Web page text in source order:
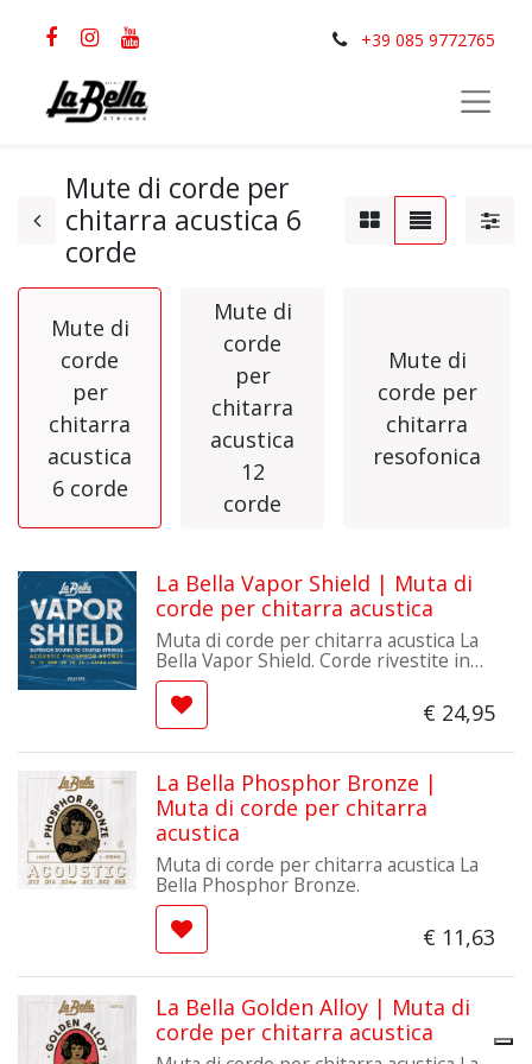
+39 085 9772765
Mute di corde per
chitarra acustica 6
corde
Mute di
corde
per
chitarra
acustica
6 corde
Mute di
corde
per
chitarra
acustica
12
corde
Mute di
corde per
chitarra
resofonica
La Bella Vapor Shield | Muta di
corde per chitarra acustica
Muta di corde per chitarra acustica La
Bella Vapor Shield. Corde rivestite in
nickel e trattate con lo Ionic Vapor
Process. Superficie liscia resistente
all'olio e alla sporcizia. Prodotte in USA
usando la tecnologia MAP (Modified
Atmosphere Packaging) per prevenire
l'ossidazione e garantire la freschezza.
€ 24,95
La Bella Phosphor Bronze |
Muta di corde per chitarra
acustica
Muta di corde per chitarra acustica La
Bella Phosphor Bronze.
€ 11,63
La Bella Golden Alloy | Muta di
corde per chitarra acustica